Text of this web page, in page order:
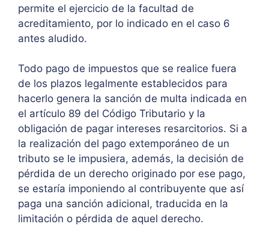
permite el ejercicio de la facultad de
acreditamiento, por lo indicado en el caso 6
antes aludido.
Todo pago de impuestos que se realice fuera
de los plazos legalmente establecidos para
hacerlo genera la sanción de multa indicada en
el artículo 89 del Código Tributario y la
obligación de pagar intereses resarcitorios. Si a
la realización del pago extemporáneo de un
tributo se le impusiera, además, la decisión de
pérdida de un derecho originado por ese pago,
se estaría imponiendo al contribuyente que así
paga una sanción adicional, traducida en la
limitación o pérdida de aquel derecho.